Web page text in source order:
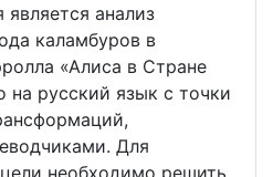
анализ
каламбуров в
«Алиса в Стране
на русский язык с точки
Для